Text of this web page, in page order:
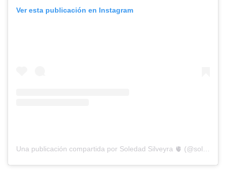
Ver esta publicación en Instagram